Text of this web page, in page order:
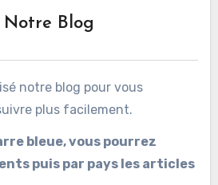
Notre Blog
notre blog pour vous
plus facilement.
bleue, vous pourrez
puis par pays les articles